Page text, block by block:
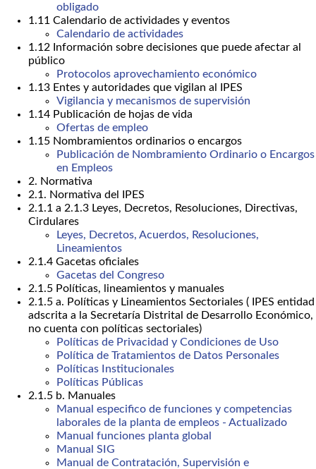
obligado
1.11 Calendario de actividades y eventos
Calendario de actividades
1.12 Información sobre decisiones que puede afectar al
público
Protocolos aprovechamiento económico
1.13 Entes y autoridades que vigilan al IPES
Vigilancia y mecanismos de supervisión
1.14 Publicación de hojas de vida
Ofertas de empleo
1.15 Nombramientos ordinarios o encargos
Publicación de Nombramiento Ordinario o Encargos
en Empleos
2. Normativa
2.1. Normativa del IPES
2.1.1 a 2.1.3 Leyes, Decretos, Resoluciones, Directivas,
Cirdulares
Leyes, Decretos, Acuerdos, Resoluciones,
Lineamientos
2.1.4 Gacetas oficiales
Gacetas del Congreso
2.1.5 Políticas, lineamientos y manuales
2.1.5 a. Políticas y Lineamientos Sectoriales ( IPES entidad
adscrita a la Secretaría Distrital de Desarrollo Económico,
no cuenta con políticas sectoriales)
Políticas de Privacidad y Condiciones de Uso
Política de Tratamientos de Datos Personales
Políticas Institucionales
Políticas Públicas
2.1.5 b. Manuales
Manual especifico de funciones y competencias
laborales de la planta de empleos - Actualizado
Manual funciones planta global
Manual SIG
Manual de Contratación, Supervisión e